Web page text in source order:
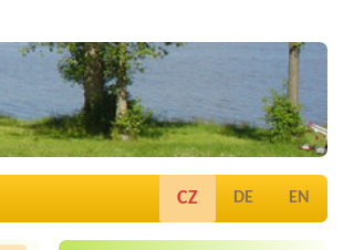
CZ DE EN